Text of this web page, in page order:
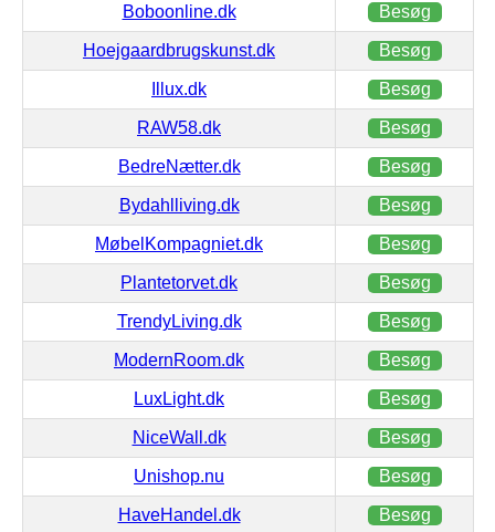
Boboonline.dk Besøg
Hoejgaardbrugskunst.dk Besøg
Illux.dk Besøg
RAW58.dk Besøg
BedreNætter.dk Besøg
Bydahlliving.dk Besøg
MøbelKompagniet.dk Besøg
Plantetorvet.dk Besøg
TrendyLiving.dk Besøg
ModernRoom.dk Besøg
LuxLight.dk Besøg
NiceWall.dk Besøg
Unishop.nu Besøg
HaveHandel.dk Besøg